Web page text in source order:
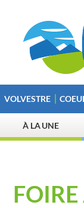
VOLVESTRE
À LA UNE